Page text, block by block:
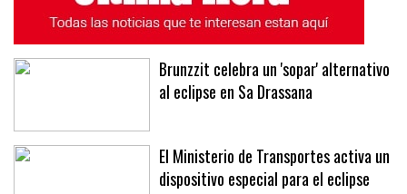
Brunzzit celebra un 'sopar' alternativo